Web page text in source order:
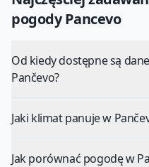
pogodyPancevo
Od kiedy dostępne są
Pančevo?
Jaki klimat panuje w
Jak porównać pogodę w